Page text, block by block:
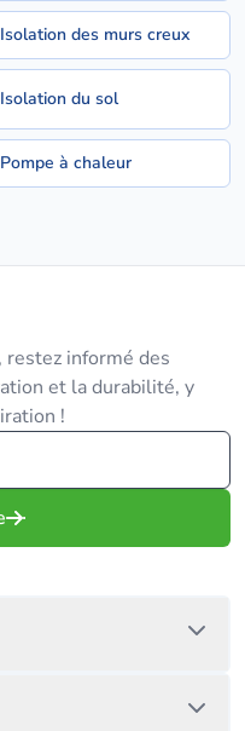
Isolation des murs creux
Isolation du sol
Pompe à chaleur
informé des
et la durabilité, y
!